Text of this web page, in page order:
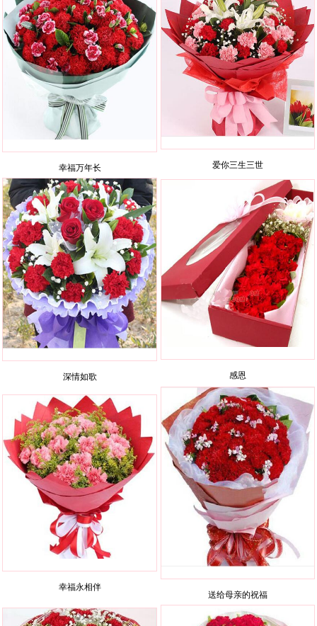
幸福万年长 爱你三生三世
深情如歌 感恩
幸福永相伴
送给母亲的祝福